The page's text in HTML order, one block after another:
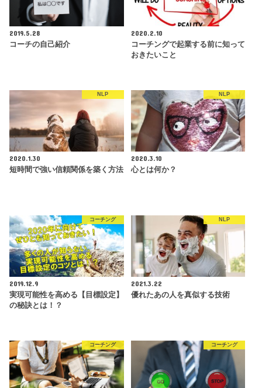
2019.5.28
コーチの自己紹介
2020.2.10
コーチングで起業する前に知って
おきたいこと
NLP
2020.1.30
短時間で強い信頼関係を築く方法
NLP
2020.3.10
心とは何か？
コーチング
2019.12.9
実現可能性を高める【目標設定】
の秘訣とは！？
NLP
2021.3.22
優れたあの人を真似する技術
コーチング コーチング